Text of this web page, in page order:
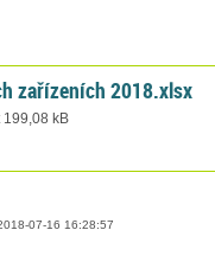
zařízeních 2018.xlsx
199,08 kB
07-16 16:28:57